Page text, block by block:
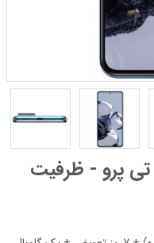
گوشی موبایل شیائومی 12 تی پرو - ظرفیت